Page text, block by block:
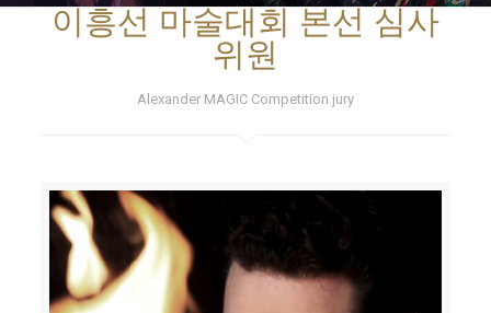
이흥선 마술대회 본선 심사
위원
Alexander MAGIC Competition jury